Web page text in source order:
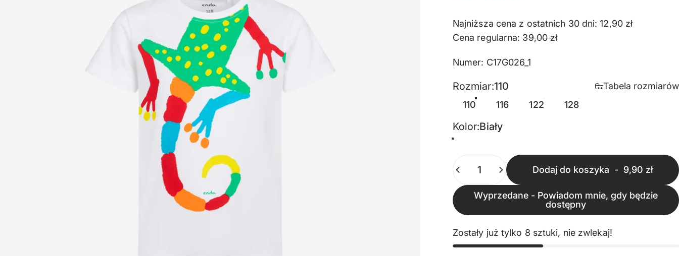
Najniższa cena z ostatnich 30 dni:12,90 zł
Cena regularna:39,00 zł
Numer: C17G026_1
Rozmiar
Rozmiar:110
Tabela rozmiarów
110
116 122 128
Kolor
Kolor:Biały
Dodaj do koszyka - 9,90 zł
Wyprzedane - Powiadom mnie, gdy będzie
dostępny
Zostały już tylko 8 sztuki, nie zwlekaj!